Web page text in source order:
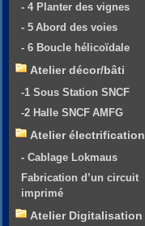
- 4 Planter des vignes
- 5 Abord des voies
- 6 Boucle hélicoïdale
Atelier décor/bâti
-1 Sous Station SNCF
-2 Halle SNCF AMFG
Atelier électrification
- Cablage Lokmaus
Fabrication d’un circuit
imprimé
Atelier Digitalisation